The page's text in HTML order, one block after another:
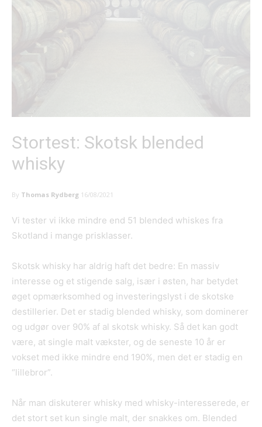
Stortest: Skotsk blended
whisky
By Thomas Rydberg 16/08/2021
Vi tester vi ikke mindre end 51 blended whiskes fra
Skotland i mange prisklasser.
Skotsk whisky har aldrig haft det bedre: En massiv
interesse og et stigende salg, især i østen, har betydet
øget opmærksomhed og investeringslyst i de skotske
destillerier. Det er stadig blended whisky, som dominerer
og udgør over 90% af al skotsk whisky. Så det kan godt
være, at single malt vækster, og de seneste 10 år er
vokset med ikke mindre end 190%, men det er stadig en
“lillebror”.
Når man diskuterer whisky med whisky-interesserede, er
det stort set kun single malt, der snakkes om. Blended